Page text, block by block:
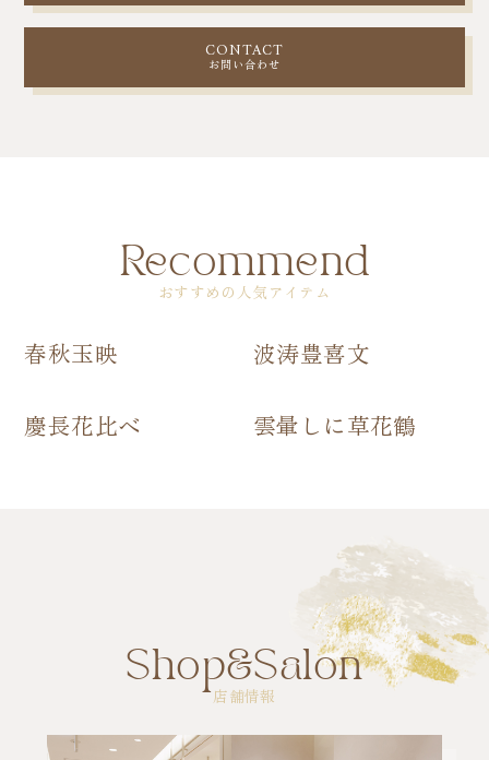
CONTACT
お問い合わせ
Recommend
おすすめの人気アイテム
春秋玉映 波涛豊喜文
慶長花比べ 雲暈しに草花鶴
Shop&Salon
店舗情報